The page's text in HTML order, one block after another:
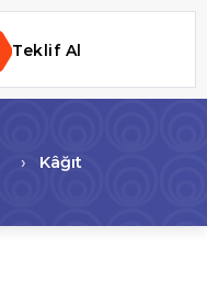
Teklif Al
Kâğıt